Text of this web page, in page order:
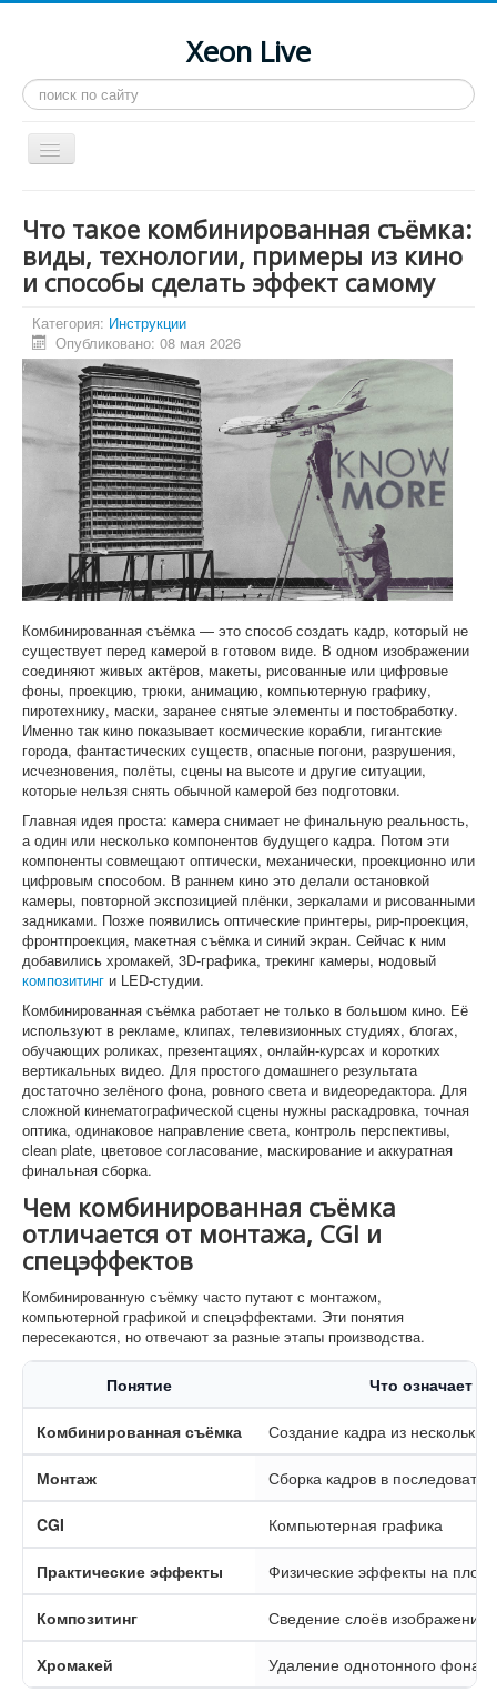
Xeon Live
Искать...
Toggle
Navigation
LGA 2011-3
LGA 2011
Процессоры
Инструкции
Рейтинги
Конференция
Системные программы
Что такое комбинированная съёмка:
виды, технологии, примеры из кино
и способы сделать эффект самому
Категория: Инструкции
Опубликовано: 08 мая 2026
Комбинированная съёмка — это способ создать кадр, который не
существует перед камерой в готовом виде. В одном изображении
соединяют живых актёров, макеты, рисованные или цифровые
фоны, проекцию, трюки, анимацию, компьютерную графику,
пиротехнику, маски, заранее снятые элементы и постобработку.
Именно так кино показывает космические корабли, гигантские
города, фантастических существ, опасные погони, разрушения,
исчезновения, полёты, сцены на высоте и другие ситуации,
которые нельзя снять обычной камерой без подготовки.
Главная идея проста: камера снимает не финальную реальность,
а один или несколько компонентов будущего кадра. Потом эти
компоненты совмещают оптически, механически, проекционно или
цифровым способом. В раннем кино это делали остановкой
камеры, повторной экспозицией плёнки, зеркалами и рисованными
задниками. Позже появились оптические принтеры, рир-проекция,
фронтпроекция, макетная съёмка и синий экран. Сейчас к ним
добавились хромакей, 3D-графика, трекинг камеры, нодовый
композитинг и LED-студии.
Комбинированная съёмка работает не только в большом кино. Её
используют в рекламе, клипах, телевизионных студиях, блогах,
обучающих роликах, презентациях, онлайн-курсах и коротких
вертикальных видео. Для простого домашнего результата
достаточно зелёного фона, ровного света и видеоредактора. Для
сложной кинематографической сцены нужны раскадровка, точная
оптика, одинаковое направление света, контроль перспективы,
clean plate, цветовое согласование, маскирование и аккуратная
финальная сборка.
Чем комбинированная съёмка
отличается от монтажа, CGI и
спецэффектов
Комбинированную съёмку часто путают с монтажом,
компьютерной графикой и спецэффектами. Эти понятия
пересекаются, но отвечают за разные этапы производства.
Понятие Что означает
Комбинированная съёмка Создание кадра из
Монтаж Сборка кадров в
CGI Компьютерная графика
Практические эффекты Физические эффекты на
Композитинг Сведение слоёв изображения
Хромакей Удаление однотонного фона